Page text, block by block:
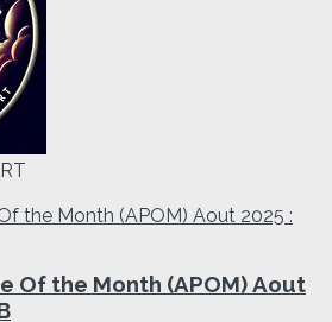
Of the Month (APOM) Aout